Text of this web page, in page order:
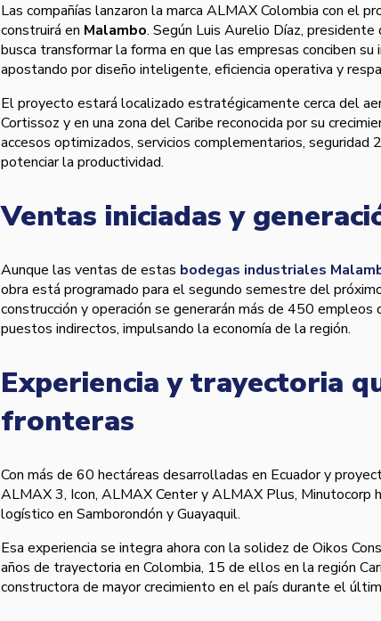
Las compañías lanzaron la marca ALMAX Colombia con el
construirá en Malambo. Según Luis Aurelio Díaz, presidente
busca transformar la forma en que las empresas conciben
apostando por diseño inteligente, eficiencia operativa y
El proyecto estará localizado estratégicamente cerca del
Cortissoz y en una zona del Caribe reconocida por su
accesos optimizados, servicios complementarios, seguridad
potenciar la productividad.
Ventas iniciadas y
Aunque las ventas de estas bodegas industriales
obra está programado para el segundo semestre del
construcción y operación se generarán más de 450 empleos
puestos indirectos, impulsando la economía de la región.
Experiencia y trayectoria
fronteras
Con más de 60 hectáreas desarrolladas en Ecuador y
ALMAX 3, Icon, ALMAX Center y ALMAX Plus, Minutocorp
logístico en Samborondón y Guayaquil.
Esa experiencia se integra ahora con la solidez de Oikos
años de trayectoria en Colombia, 15 de ellos en la región
constructora de mayor crecimiento en el país durante el